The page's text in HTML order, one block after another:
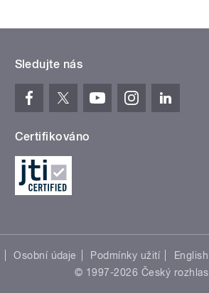
Sledujte nás
Certifikováno
Osobní údaje Podmínky užití
English
© 1997-2026 Český rozhlas